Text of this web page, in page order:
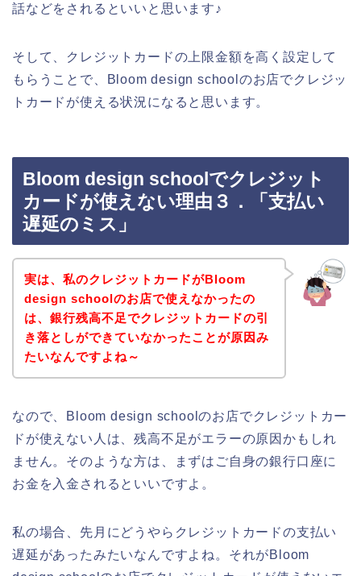
話などをされるといいと思います♪
そして、クレジットカードの上限金額を高く設定して
もらうことで、Bloom design schoolのお店でクレジッ
トカードが使える状況になると思います。
Bloom design schoolでクレジット
カードが使えない理由３．「支払い
遅延のミス」
実は、私のクレジットカードがBloom
design schoolのお店で使えなかったの
は、銀行残高不足でクレジットカードの引
き落としができていなかったことが原因み
たいなんですよね～
なので、Bloom design schoolのお店でクレジットカー
ドが使えない人は、残高不足がエラーの原因かもしれ
ません。そのような方は、まずはご自身の銀行口座に
お金を入金されるといいですよ。
私の場合、先月にどうやらクレジットカードの支払い
遅延があったみたいなんですよね。それがBloom